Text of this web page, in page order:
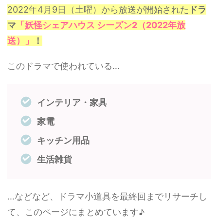
2022年4月9日（土曜）から放送が開始された ドラ
マ 「妖怪シェアハウス シーズン2（2022年放
送）」
！
このドラマで使われている…
インテリア・家具
家電
キッチン用品
生活雑貨
…などなど、ドラマ小道具を最終回までリサーチし
て、このページにまとめています♪